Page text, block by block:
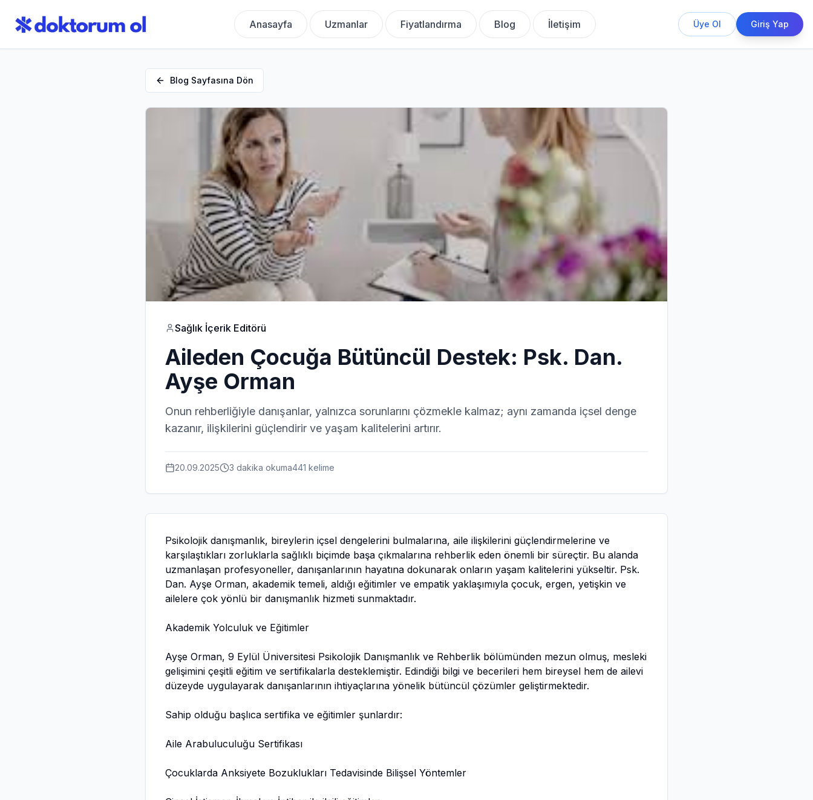
Anasayfa Uzmanlar Fiyatlandırma Blog İletişim Üye Ol Giriş Yap
Blog Sayfasına Dön
Sağlık İçerik Editörü
Aileden Çocuğa Bütüncül Destek: Psk. Dan.
Ayşe Orman
Onun rehberliğiyle danışanlar, yalnızca sorunlarını çözmekle kalmaz; aynı zamanda içsel denge
kazanır, ilişkilerini güçlendirir ve yaşam kalitelerini artırır.
20.09.2025 3 dakika okuma441 kelime
Psikolojik danışmanlık, bireylerin içsel dengelerini bulmalarına, aile ilişkilerini güçlendirmelerine ve
karşılaştıkları zorluklarla sağlıklı biçimde başa çıkmalarına rehberlik eden önemli bir süreçtir. Bu alanda
uzmanlaşan profesyoneller, danışanlarının hayatına dokunarak onların yaşam kalitelerini yükseltir. Psk.
Dan. Ayşe Orman, akademik temeli, aldığı eğitimler ve empatik yaklaşımıyla çocuk, ergen, yetişkin ve
ailelere çok yönlü bir danışmanlık hizmeti sunmaktadır.
Akademik Yolculuk ve Eğitimler
Ayşe Orman, 9 Eylül Üniversitesi Psikolojik Danışmanlık ve Rehberlik bölümünden mezun olmuş, mesleki
gelişimini çeşitli eğitim ve sertifikalarla desteklemiştir. Edindiği bilgi ve becerileri hem bireysel hem de ailevi
düzeyde uygulayarak danışanlarının ihtiyaçlarına yönelik bütüncül çözümler geliştirmektedir.
Sahip olduğu başlıca sertifika ve eğitimler şunlardır:
Aile Arabuluculuğu Sertifikası
Çocuklarda Anksiyete Bozuklukları Tedavisinde Bilişsel Yöntemler